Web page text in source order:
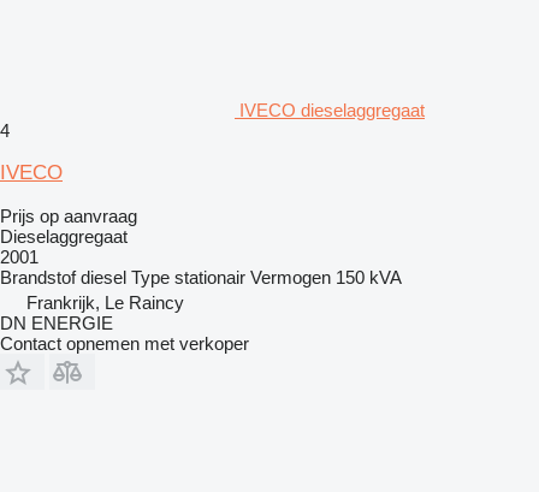
IVECO dieselaggregaat
4
IVECO
Prijs op aanvraag
Dieselaggregaat
2001
Brandstof diesel Type stationair Vermogen 150 kVA
Frankrijk, Le Raincy
DN ENERGIE
Contact opnemen met verkoper